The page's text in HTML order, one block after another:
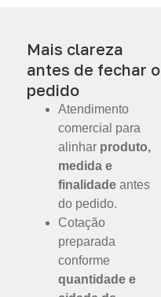
Mais clareza
antes de fechar o
pedido
Atendimento
comercial para
alinhar produto,
medida e
finalidade antes
do pedido.
Cotação
preparada
conforme
quantidade e